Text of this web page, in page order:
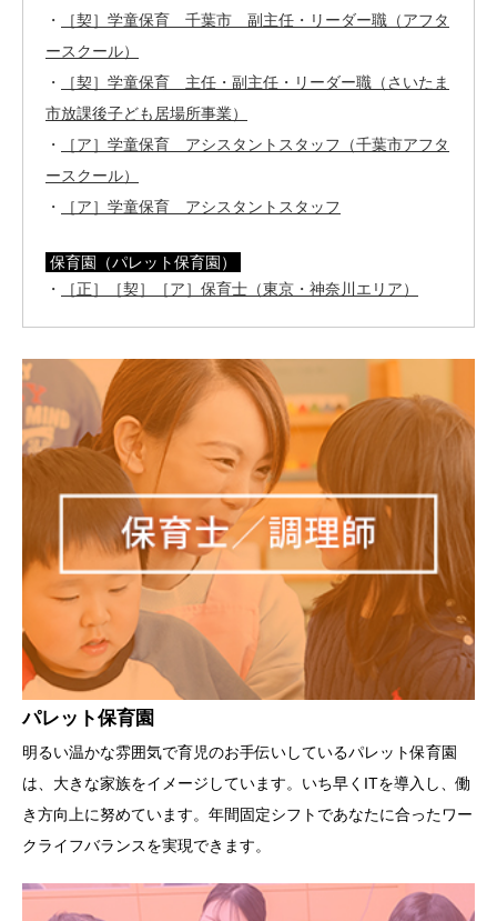
・
［契］学童保育 千葉市 副主任・リーダー職（アフタ
ースクール）
・
［契］学童保育 主任・副主任・リーダー職（さいたま
市放課後子ども居場所事業）
・
［ア］学童保育 アシスタントスタッフ（千葉市アフタ
ースクール）
・
［ア］学童保育 アシスタントスタッフ
保育園（パレット保育園）
・
［正］［契］［ア］保育士（東京・神奈川エリア）
パレット保育園
明るい温かな雰囲気で育児のお手伝いしているパレット保育園
は、大きな家族をイメージしています。いち早くITを導入し、働
き方向上に努めています。年間固定シフトであなたに合ったワー
クライフバランスを実現できます。